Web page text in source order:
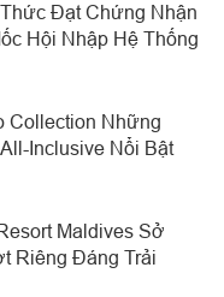
Đạt Chứng Nhận
Hội Nhập Hệ Thống
Collection Những
Inclusive Nổi Bật
Maldives Sở
Riêng Đáng Trải